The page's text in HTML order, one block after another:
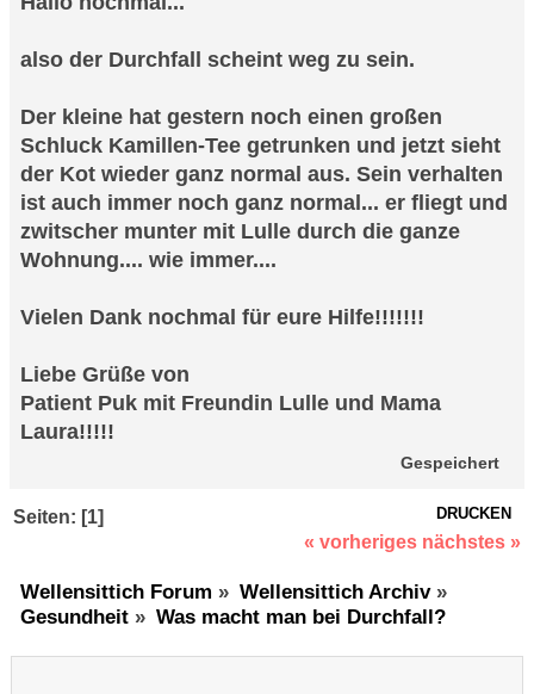
also der Durchfall scheint weg zu sein.
Der kleine hat gestern noch einen großen
Schluck Kamillen-Tee getrunken und jetzt sieht
der Kot wieder ganz normal aus. Sein verhalten
ist auch immer noch ganz normal... er fliegt und
zwitscher munter mit Lulle durch die ganze
Wohnung.... wie immer....
Vielen Dank nochmal für eure Hilfe!!!!!!!
Liebe Grüße von
Patient Puk mit Freundin Lulle und Mama
Laura!!!!!
Gespeichert
DRUCKEN
Seiten: [1]
« vorheriges nächstes »
Wellensittich Forum » Wellensittich Archiv»
Gesundheit» Was macht man bei Durchfall?